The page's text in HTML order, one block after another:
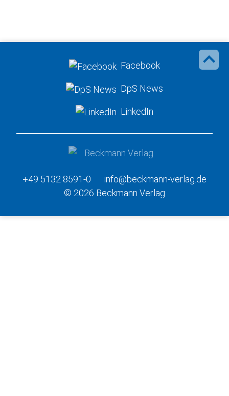
Facebook
DpS News
LinkedIn
+49 5132 8591-0
info@beckmann-verlag.de
© 2026 Beckmann Verlag